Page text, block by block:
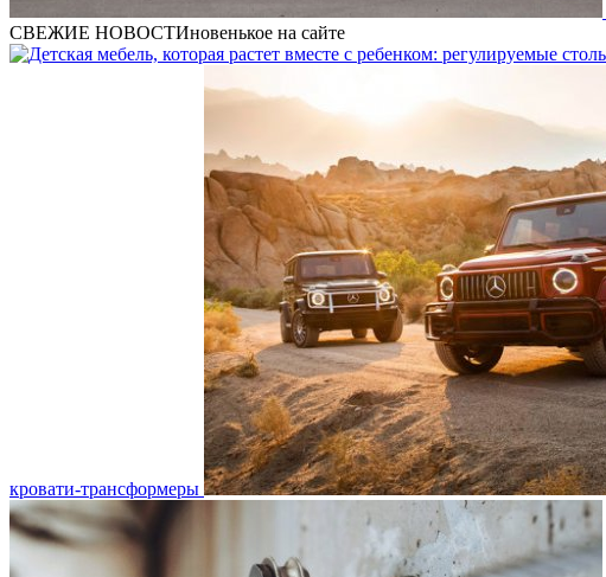
СВЕЖИЕ НОВОСТИновенькое на сайте
кровати-трансформеры